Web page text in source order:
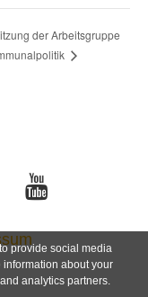
der Arbeitsgruppe
provide social media
information about your
analytics partners.